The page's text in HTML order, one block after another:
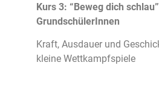
Kurs 3: “Beweg dich
GrundschülerInnen
Kraft, Ausdauer und
kleine Wettkampfspiele